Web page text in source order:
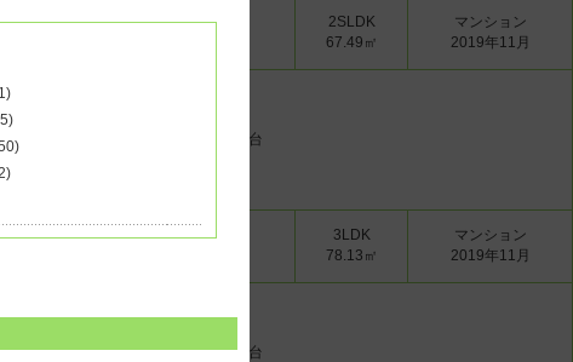
1ヶ月
-
2SLDK
67.49㎡
マンション
2019年11月
ベーター 宅配ボックス 独立洗面台
1ヶ月
-
3LDK
78.13㎡
マンション
2019年11月
ベーター 宅配ボックス 独立洗面台